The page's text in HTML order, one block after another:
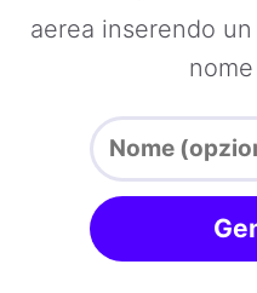
aerea inserendo